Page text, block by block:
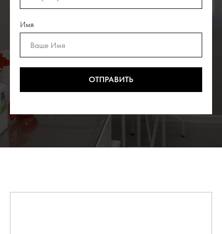
Имя
ОТПРАВИТЬ